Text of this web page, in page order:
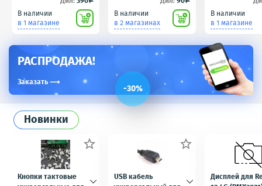
В наличии
в 1 магазине
В наличии
в 2 магазинах
В наличии
в 1 магазине
РАСПРОДАЖА!
Заказать⟶
-30%
Новинки

Кнопки тактовые

USB кабель
Дисплей для